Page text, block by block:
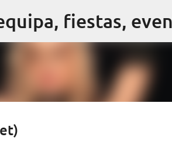
Ir al contenido principal